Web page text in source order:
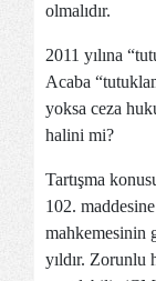
olmalıdır.
2011 yılına
Acaba
yoksa ceza
halini mi?
Tartışma
102.
mahkemesinin
yıldır. Zorunlu